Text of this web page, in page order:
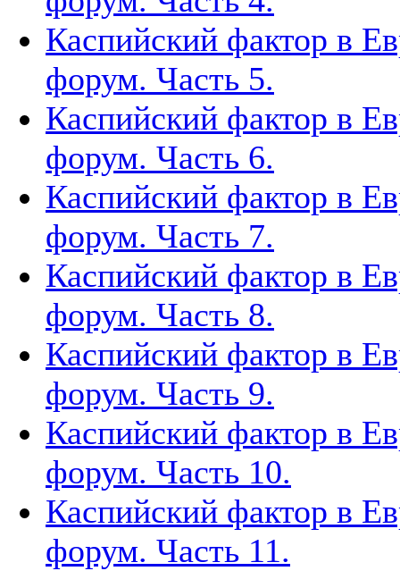
Каспийский фактор в
форум. Часть 5.
Каспийский фактор в
форум. Часть 6.
Каспийский фактор в
форум. Часть 7.
Каспийский фактор в
форум. Часть 8.
Каспийский фактор в
форум. Часть 9.
Каспийский фактор в
форум. Часть 10.
Каспийский фактор в
форум. Часть 11.